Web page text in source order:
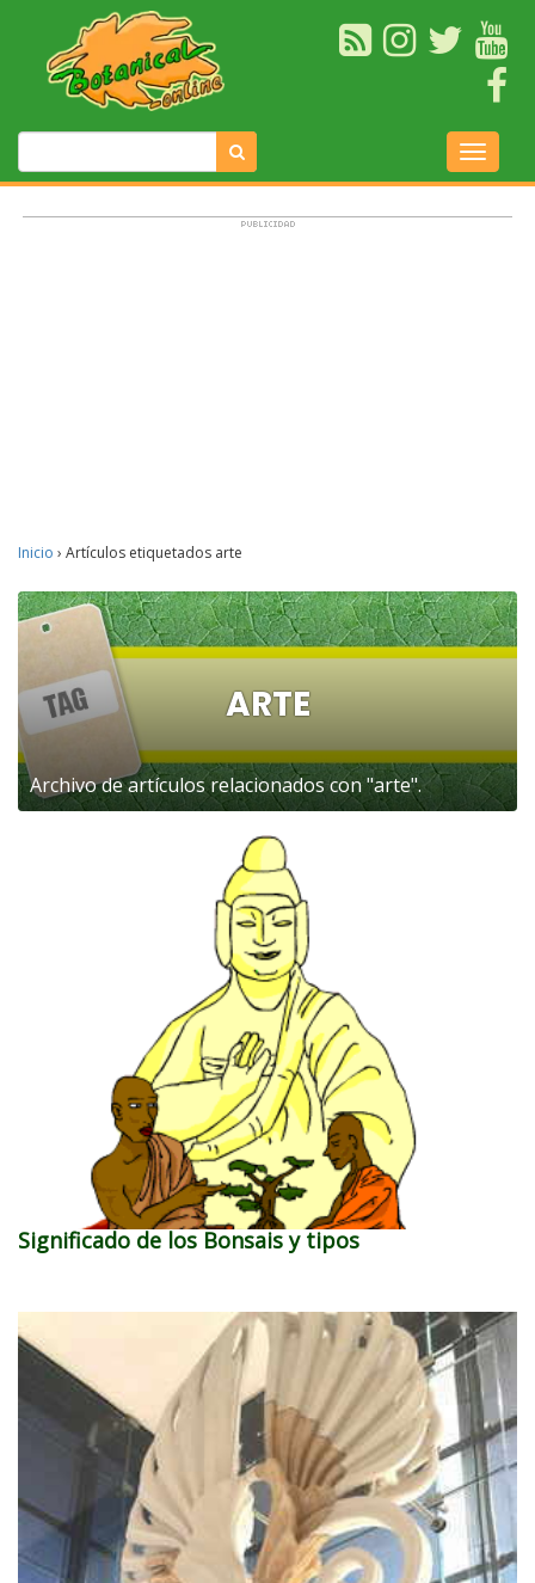
Inicio › Artículos etiquetados arte
ARTE
Archivo de artículos relacionados con "arte".
Significado de los Bonsais y tipos